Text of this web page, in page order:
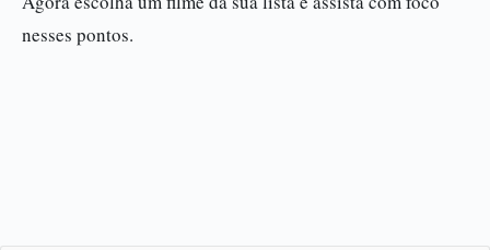
nesses pontos.